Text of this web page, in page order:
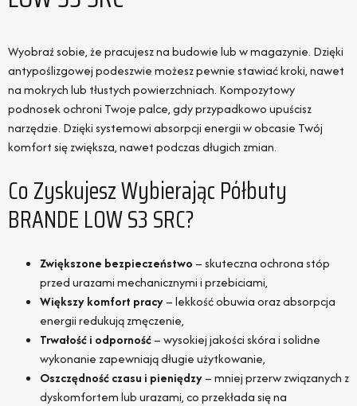
Wyobraź sobie, że pracujesz na budowie lub w magazynie. Dzięki
antypoślizgowej podeszwie możesz pewnie stawiać kroki, nawet
na mokrych lub tłustych powierzchniach. Kompozytowy
podnosek ochroni Twoje palce, gdy przypadkowo upuścisz
narzędzie. Dzięki systemowi absorpcji energii w obcasie Twój
komfort się zwiększa, nawet podczas długich zmian.
Co Zyskujesz Wybierając Półbuty
BRANDE LOW S3 SRC?
Zwiększone bezpieczeństwo – skuteczna ochrona stóp
przed urazami mechanicznymi i przebiciami,
Większy komfort pracy– lekkość obuwia oraz absorpcja
energii redukują zmęczenie,
Trwałość i odporność– wysokiej jakości skóra i solidne
wykonanie zapewniają długie użytkowanie,
Oszczędność czasu i pieniędzy– mniej przerw związanych z
dyskomfortem lub urazami, co przekłada się na